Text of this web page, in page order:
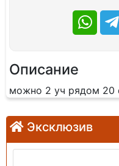
Описание
можно 2 уч рядом 20
Эксклюзив